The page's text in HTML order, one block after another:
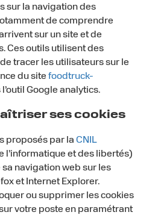
sur la navigation des
de comprendre
sur un site et de
Ces outils utilisent des
tracer les utilisateurs sur le
du sitefoodtruck-
Google analytics.
ses cookies
proposés par laCNIL
l’informatique et des libertés)
navigation web sur les
et Internet Explorer.
ou supprimer les cookies
votre poste en paramétrant